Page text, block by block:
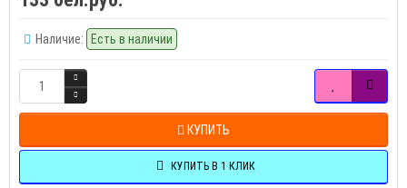
Наличие: Есть в наличии
КУПИТЬ
КУПИТЬ В 1 КЛИК